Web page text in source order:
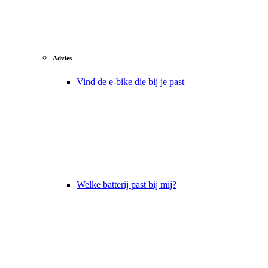
Advies
Vind de e-bike die bij je past
Welke batterij past bij mij?